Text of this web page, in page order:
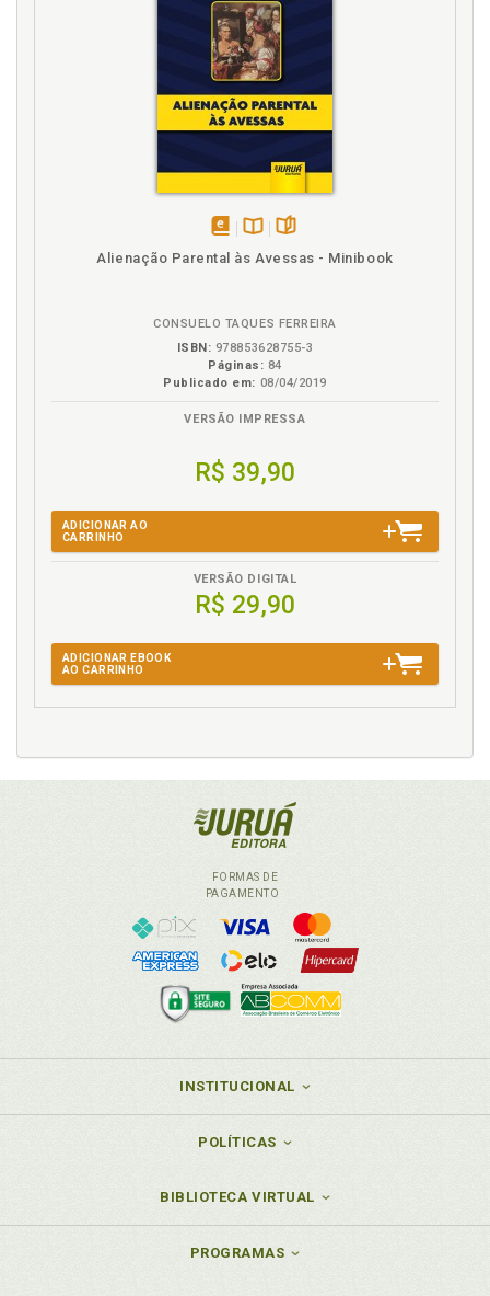
disponível
Alienação Parental às Avessas - Minibook
CONSUELO TAQUES FERREIRA
ISBN: 978853628755-3
Páginas: 84
Publicado em: 08/04/2019
VERSÃO IMPRESSA
R$ 39,90
ADICIONAR AO
CARRINHO
VERSÃO DIGITAL
R$ 29,90
ADICIONAR EBOOK
AO CARRINHO
FORMAS DE
PAGAMENTO
INSTITUCIONAL
POLÍTICAS
BIBLIOTECA VIRTUAL
PROGRAMAS